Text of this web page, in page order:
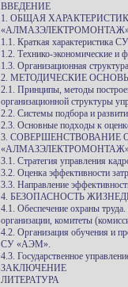
ВВЕДЕНИЕ
1. ОБЩАЯ
1.1. Краткая характеристика
1.2. Технико-экономические и
1.3. Организационная
2. МЕТОДИЧЕСКИЕ
2.1. Принципы, методы
организационной структуры
2.2. Системы подбора и
2.3. Основные подходы к
3. СОВЕРШЕНСТВОВАНИЕ
3.1. Стратегия управления
3.2. Оценка эффективности
3.3. Направление
4. БЕЗОПАСНОСТЬ
4.1. Обеспечение охраны
организации, комитеты
4.2. Организация обучения и
СУ «АЭМ».
4.3. Государственное
ЗАКЛЮЧЕНИЕ
ЛИТЕРАТУРА